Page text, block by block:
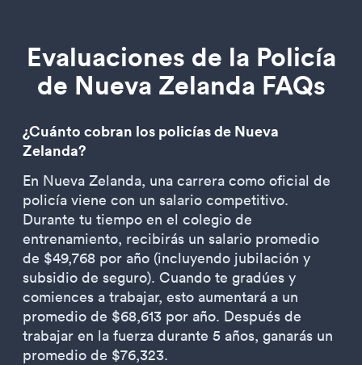
Evaluaciones de la Policía
de Nueva Zelanda FAQs
¿Cuánto cobran los policías de Nueva
Zelanda?
En Nueva Zelanda, una carrera como oficial de
policía viene con un salario competitivo.
Durante tu tiempo en el colegio de
entrenamiento, recibirás un salario promedio
de $49,768 por año (incluyendo jubilación y
subsidio de seguro). Cuando te gradúes y
comiences a trabajar, esto aumentará a un
promedio de $68,613 por año. Después de
trabajar en la fuerza durante 5 años, ganarás un
promedio de $76,323.